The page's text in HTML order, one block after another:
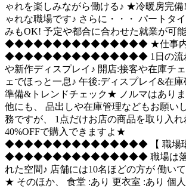
ゃれを楽しみながら働ける♪ ★冷暖房完
ゃれな職場です♪ さらに・・・ パートタ
みもOK! 予定や都合に合わせた就業が可
◆◆◆◆◆◆◆◆◆◆◆◆◆◆◆ ★仕事内
◆◆◆◆◆◆◆◆◆◆◆◆◆◆◆ 1日の流れ
や新作ディスプレイ♪ 開店:接客や在庫チ
ェでほっと一息♪ 午後:ディスプレイ&在
準備&トレンドチェック★ ノルマはあり
他にも、 品出しや在庫管理などもお願い
務ですが、 1点だけお店の商品を取り入
40%OFFで購入できますよ★
◆◆◆◆◆◆◆◆◆◆◆◆◆◆◆ 【 職場環
◆◆◆◆◆◆◆◆◆◆◆◆◆◆◆ 職場は落ち
れた空間♪ 店舗には10名ほどの方が 働い
★ そのほか、 食堂 :あり 更衣室 :あり 個